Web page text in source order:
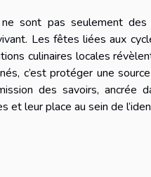
ne sont pas seulement
Les fêtes liées aux
culinaires locales
c’est protéger une
des savoirs, ancrée
et leur place au sein de